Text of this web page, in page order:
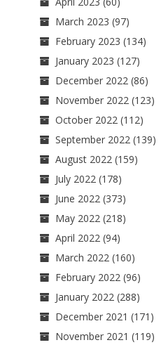
March 2023 (97)
February 2023 (134)
January 2023 (127)
December 2022(86)
November 2022(123)
October 2022(112)
September 2022(139)
August 2022(159)
July 2022(178)
June 2022(373)
May 2022(218)
April 2022(94)
March 2022(160)
February 2022(96)
January 2022(288)
December 2021 (171)
November 2021 (119)